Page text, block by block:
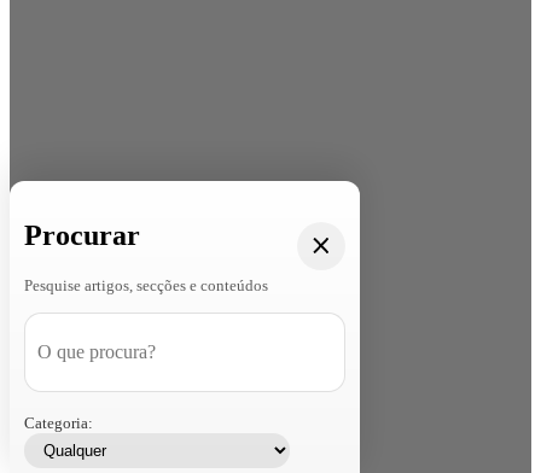
Procurar
Pesquise artigos, secções e conteúdos
Categoria: